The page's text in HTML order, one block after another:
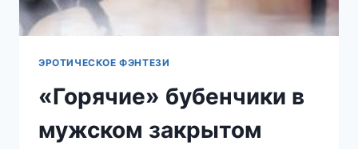
ЭРОТИЧЕСКОЕ ФЭНТЕЗИ
«Горячие» бубенчики в
мужском закрытом